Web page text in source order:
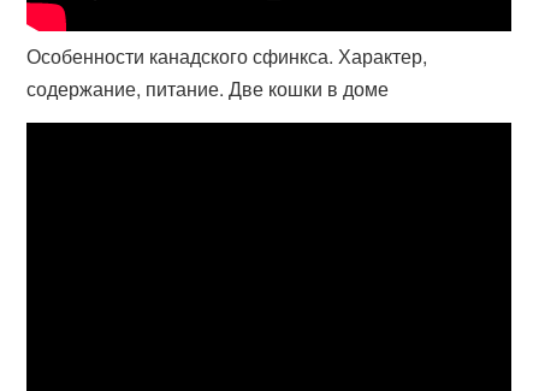
Особенности канадского сфинкса. Характер,
содержание, питание. Две кошки в доме